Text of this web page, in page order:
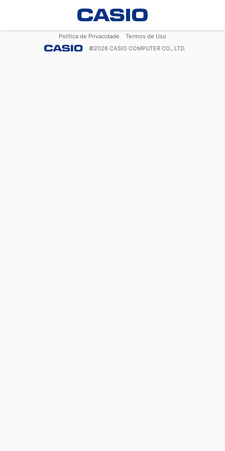
Política de Privacidade
Termos de Uso
©2026 CASIO COMPUTER CO., LTD.